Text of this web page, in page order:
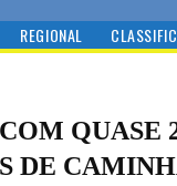
REGIONAL
QUASE
DE